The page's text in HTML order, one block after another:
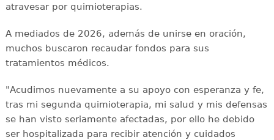
atravesar por quimioterapias.
A mediados de 2026, además de unirse en oración,
muchos buscaron recaudar fondos para sus
tratamientos médicos.
"Acudimos nuevamente a su apoyo con esperanza y fe,
tras mi segunda quimioterapia, mi salud y mis defensas
se han visto seriamente afectadas, por ello he debido
ser hospitalizada para recibir atención y cuidados